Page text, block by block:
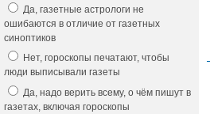
Да, газетные астрологи не
ошибаются в отличие от газетных
синоптиков
Нет, гороскопы печатают, чтобы
люди выписывали газеты
Да, надо верить всему, о чём пишут в
газетах, включая гороскопы